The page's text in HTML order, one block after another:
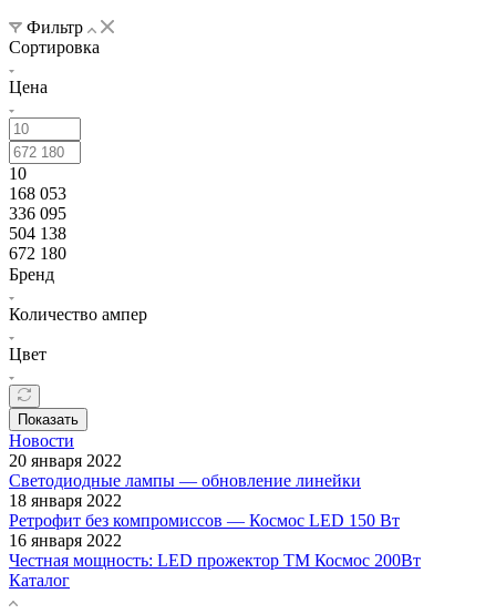
Фильтр
Сортировка
Цена
10
168 053
336 095
504 138
672 180
Бренд
Количество ампер
Цвет
Показать
Новости
20 января 2022
Светодиодные лампы — обновление линейки
18 января 2022
Ретрофит без компромиссов — Космос LED 150 Вт
16 января 2022
Честная мощность: LED прожектор ТМ Космос 200Вт
Каталог